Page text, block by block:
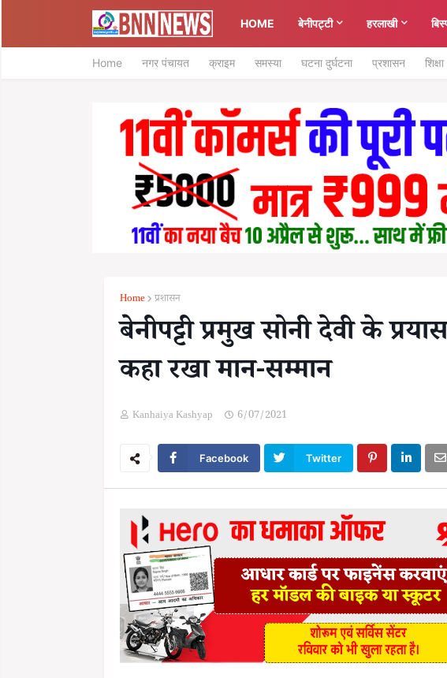
HOME बेनीपट्टी हरलाखी
Home नगर पंचायत क्राइम समस्या घटना दुर्घटना प्रशासन शिक्षा
Home प्रशासन
बेनीपट्टी प्रमुख सोनी देवी के
कहा रखा मान-सम्मान
Kanhaiya Kashyap 6/07/2021
Facebook Twitter